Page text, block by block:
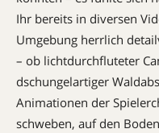
Ihr bereits in diversen
Umgebung herrlich
– ob lichtdurchfluteter
dschungelartiger
Animationen der
schweben, auf den